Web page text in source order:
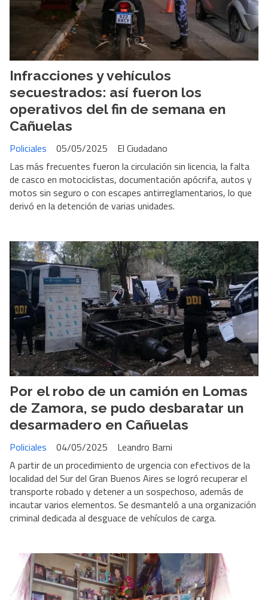
Infracciones y vehículos
secuestrados: así fueron los
operativos del fin de semana en
Cañuelas
El Ciudadano
Policiales
05/05/2025
Las más frecuentes fueron la circulación sin licencia, la falta
de casco en motociclistas, documentación apócrifa, autos y
motos sin seguro o con escapes antirreglamentarios, lo que
derivó en la detención de varias unidades.
Por el robo de un camión en Lomas
de Zamora, se pudo desbaratar un
desarmadero en Cañuelas
Leandro Barni
Policiales
04/05/2025
A partir de un procedimiento de urgencia con efectivos de la
localidad del Sur del Gran Buenos Aires se logró recuperar el
transporte robado y detener a un sospechoso, además de
incautar varios elementos. Se desmanteló a una organización
criminal dedicada al desguace de vehículos de carga.